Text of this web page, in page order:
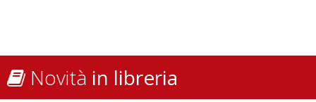
Novità in libreria